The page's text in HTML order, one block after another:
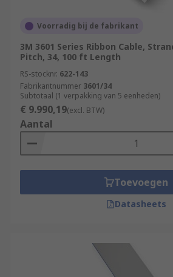
Voorradig bij de fabrikant
3M 3601 Series Ribbon Cable,
Pitch, 34, 100 ft Length
RS-stocknr. 622-143
Fabrikantnummer 3601/34
Subtotaal (1 verpakking van 5 eenheden)
€ 9.990,19(excl. BTW)
Aantal
Toevoegen
Datasheets